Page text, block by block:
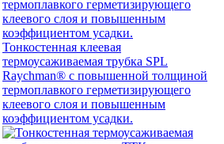
Тонкостенная клеевая
термоусаживаемая трубка SPL
Raychman® с повышенной толщиной
термоплавкого герметизирующего
клеевого слоя и повышенным
коэффициентом усадки.